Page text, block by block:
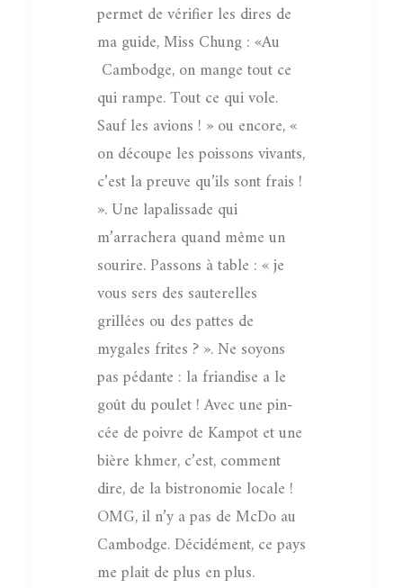
permet de vérifier les dires de
ma guide, Miss Chung : «Au
Cambodge, on mange tout ce
qui rampe. Tout ce qui vole.
Sauf les avions ! » ou encore, «
on découpe les poissons vivants,
c’est la preuve qu’ils sont frais !
». Une lapalissade qui
m’arrachera quand même un
sourire. Passons à table : « je
vous sers des sauterelles
grillées ou des pattes de
mygales frites ? ». Ne soyons
pas pédante : la friandise a le
goût du poulet ! Avec une pin-
cée de poivre de Kampot et une
bière khmer, c’est, comment
dire, de la bistronomie locale !
OMG, il n’y a pas de McDo au
Cambodge. Décidément, ce pays
me plait de plus en plus.